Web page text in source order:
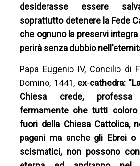
desiderasse essere
soprattutto detenere la Fede
che ognuno la preservi
perirà senza dubbio
Papa Eugenio IV, Concilio di
Domino, 1441, ex-cathedra:
Chiesa crede,
fermamente che tutti
fuori della Chiesa Cattolica,
pagani ma anche gli Ebrei
scismatici, non possono